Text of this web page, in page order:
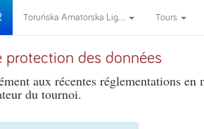
Toruńska Amatorska Lig... Tours
protection des données
aux récentes réglementations
du tournoi.